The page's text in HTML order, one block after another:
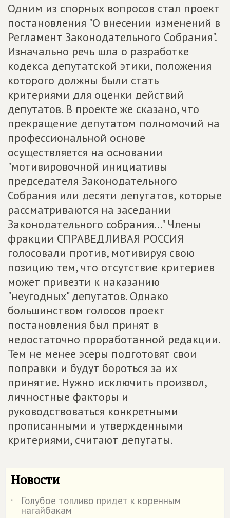
Одним из спорных вопросов стал проект
постановления "О внесении изменений в
Регламент Законодательного Собрания".
Изначально речь шла о разработке
кодекса депутатской этики, положения
которого должны были стать
критериями для оценки действий
депутатов. В проекте же сказано, что
прекращение депутатом полномочий на
профессиональной основе
осуществляется на основании
"мотивировочной инициативы
председателя Законодательного
Собрания или десяти депутатов, которые
рассматриваются на заседании
Законодательного собрания..." Члены
фракции СПРАВЕДЛИВАЯ РОССИЯ
голосовали против, мотивируя свою
позицию тем, что отсутствие критериев
может привезти к наказанию
"неугодных" депутатов. Однако
большинством голосов проект
постановления был принят в
недостаточно проработанной редакции.
Тем не менее эсеры подготовят свои
поправки и будут бороться за их
принятие. Нужно исключить произвол,
личностные факторы и
руководствоваться конкретными
прописанными и утвержденными
критериями, считают депутаты.
Новости
˙ Голубое топливо придет к коренным
нагайбакам